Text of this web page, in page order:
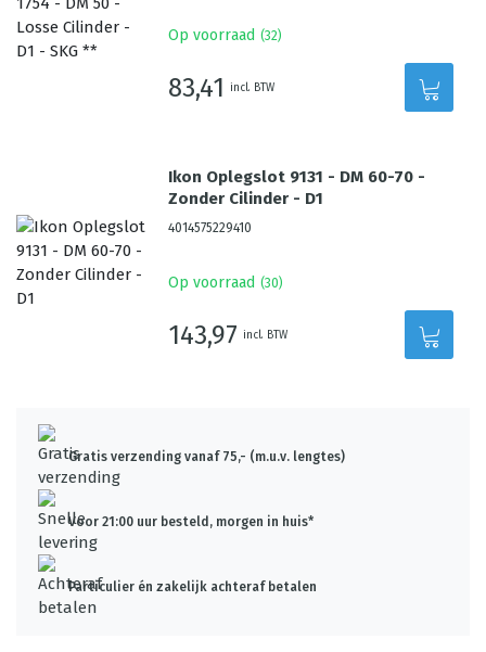
Op voorraad (32)
83,41 incl. BTW
Ikon Oplegslot 9131 - DM 60-70 -
Zonder Cilinder - D1
4014575229410
Op voorraad (30)
143,97 incl. BTW
Gratis verzending vanaf 75,- (m.u.v. lengtes)
Voor 21:00 uur besteld, morgen in huis*
Particulier én zakelijk achteraf betalen